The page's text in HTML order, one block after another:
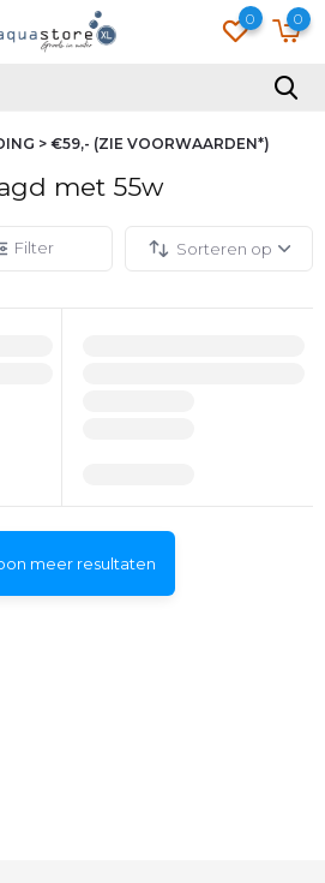
0 0
> €59,- (ZIE VOORWAARDEN*)
met 55w
Filter Sorteren op
meer resultaten